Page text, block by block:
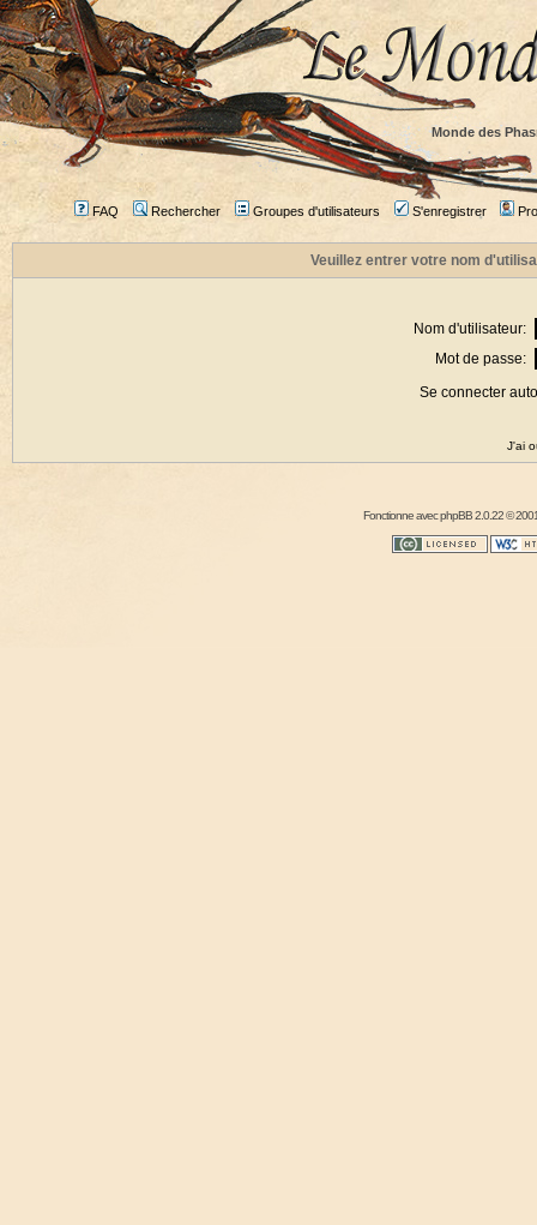
Monde des
FAQ Rechercher Groupes d'utilisateurs S'enregistrer
Veuillez entrer votre nom
Nom d'utilisateur:
Mot de passe:
Se connecter
J'ai
Fonctionne avecphpBB2.0.22 ©